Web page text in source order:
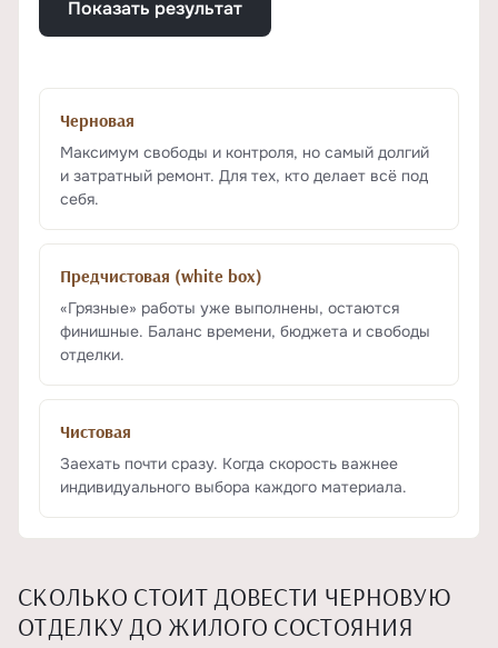
Показать результат
Черновая
Максимум свободы и контроля, но самый долгий
и затратный ремонт. Для тех, кто делает всё под
себя.
Предчистовая (white box)
«Грязные» работы уже выполнены, остаются
финишные. Баланс времени, бюджета и свободы
отделки.
Чистовая
Заехать почти сразу. Когда скорость важнее
индивидуального выбора каждого материала.
СКОЛЬКО СТОИТ ДОВЕСТИ ЧЕРНОВУЮ
ОТДЕЛКУ ДО ЖИЛОГО СОСТОЯНИЯ